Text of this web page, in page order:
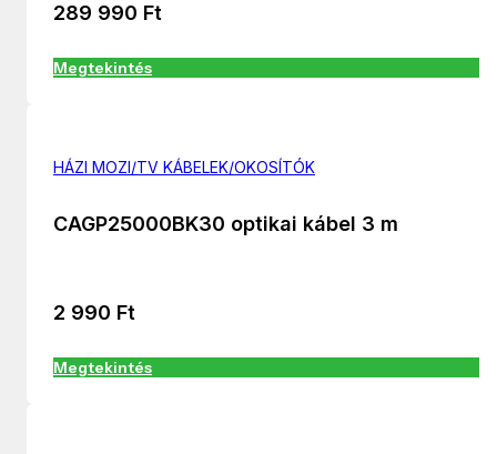
289 990 Ft
Megtekintés
HÁZI MOZI/TV KÁBELEK/OKOSÍTÓK
CAGP25000BK30 optikai kábel 3 m
2 990 Ft
Megtekintés